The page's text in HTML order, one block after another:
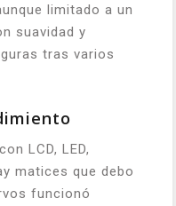
limitado a un
suavidad y
tras varios
LCD, LED,
matices que debo
funcionó